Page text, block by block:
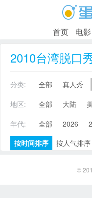
首页 电影
2010台湾脱口
分类: 全部 真人秀
地区:
全部 大陆
年代:
全部 2026
按时间排序
按人气排序
©